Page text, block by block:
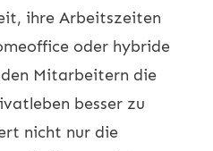
ihre Arbeitszeiten
oder hybride
Mitarbeitern die
besser zu
nicht nur die